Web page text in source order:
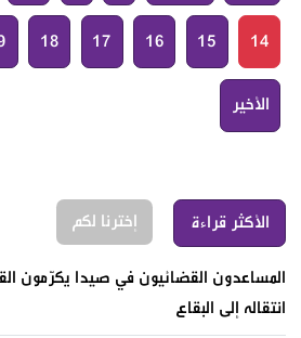
14
15
16
17
18
الأخير
الأكثر قراءة إخترنا لكم
المساعدون القضائيون في صيدا يكرّمون
انتقاله إلى البقاع